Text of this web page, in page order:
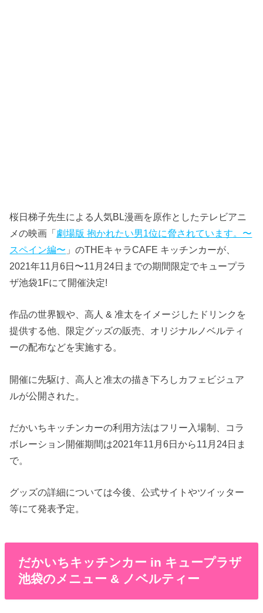
桜日梯子先生による人気BL漫画を原作としたテレビアニ
メの映画「劇場版 抱かれたい男1位に脅されています。〜
スペイン編〜 」のTHEキャラCAFE キッチンカーが、
2021年11月6日〜11月24日までの期間限定でキュープラ
ザ池袋1Fにて開催決定!
作品の世界観や、高人 & 准太をイメージしたドリンクを
提供する他、限定グッズの販売、オリジナルノベルティ
ーの配布などを実施する。
開催に先駆け、高人と准太の描き下ろしカフェビジュア
ルが公開された。
だかいちキッチンカーの利用方法はフリー入場制、コラ
ボレーション開催期間は2021年11月6日から11月24日ま
で。
グッズの詳細については今後、公式サイトやツイッター
等にて発表予定。
だかいちキッチンカー in キュープラザ
池袋のメニュー & ノベルティー